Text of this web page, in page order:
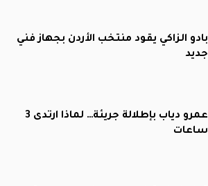
بادو الزاكي يقود منتخب الأردن بجهاز فني
جديد
عمرو دياب بإطلالة جريئة… لماذا ارتدى 3
ساعات